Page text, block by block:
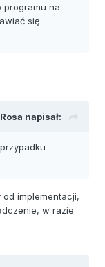
programu na
się
napisał:
od implementacji,
w razie